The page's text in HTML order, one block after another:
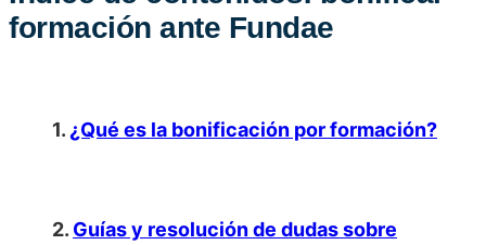
formación ante Fundae
1.¿Qué es la bonificación por formación?
2. Guías y resolución de dudas sobre